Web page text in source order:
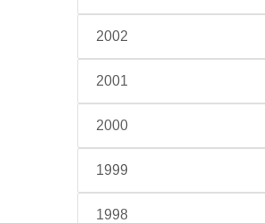
2002
2001
2000
1999
1998